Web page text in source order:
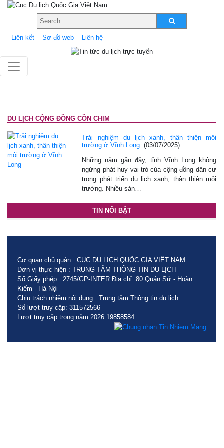
Liên kết Sơ đồ web Liên hệ
DU LỊCH CỘNG ĐỒNG CỒN CHIM
Trải nghiệm du lịch xanh, thân thiện môi
trường ở Vĩnh Long (03/07/2025)
Những năm gần đây, tỉnh Vĩnh Long không
ngừng phát huy vai trò của cộng đồng dân cư
trong phát triển du lịch xanh, thân thiện môi
trường. Nhiều sản…
TIN NỔI BẬT
Cơ quan chủ quản : CỤC DU LỊCH QUỐC GIA VIỆT NAM
Đơn vị thực hiện : TRUNG TÂM THÔNG TIN DU LỊCH
Số Giấy phép : 2745/GP-INTER Địa chỉ: 80 Quán Sứ - Hoàn
Kiếm - Hà Nội
Chịu trách nhiệm nội dung : Trung tâm Thông tin du lịch
Số lượt truy cập: 311572566
Lượt truy cập trong năm 2026:19858584